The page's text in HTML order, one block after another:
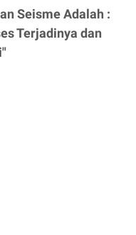
Seisme Adalah :
Terjadinya dan